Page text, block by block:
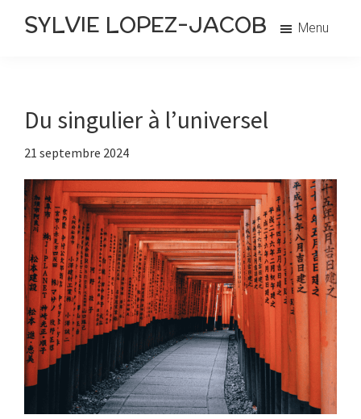
Passer
Passer
principale
SYLVIE LOPEZ-JACOB
Exercices Menu
Du singulier à l’universel
21 septembre 2024